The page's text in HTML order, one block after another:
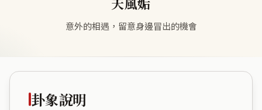
意外的相遇，留意身邊冒出的機會
卦象說明